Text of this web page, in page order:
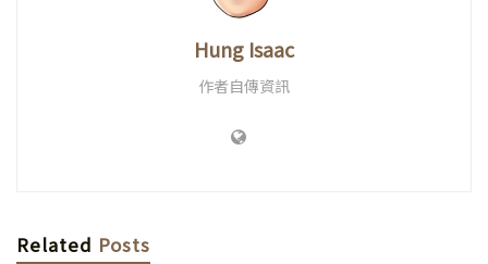
Hung Isaac
作者自傳資訊
Related Posts